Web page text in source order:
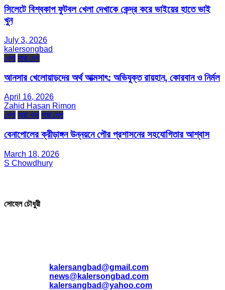
সিলেটে বিশ্বকাপ ফুটবল খেলা দেখাকে কেন্দ্র করে ভাইয়ের হাতে ভাই
খুন
July 3, 2026
kalersongbad
খেলা সারা দেশ
আনসার খেলোয়াড়দের অর্থ আত্মসাৎ: অভিযুক্ত রায়হান, কোরবান ও নির্মল
April 16, 2026
Zahid Hasan Rimon
খেলা সারা খবর সারা দেশ
বেনাপোলের ক্রীড়াঙ্গন উন্নয়নে পৌর প্রশাসনের সহযোগিতার আশ্বাস
March 18, 2026
S Chowdhury
সোহেল চৌধুরী
kalersangbad@gmail.com
news@kalersongbad.com
kalersangbad@yahoo.com